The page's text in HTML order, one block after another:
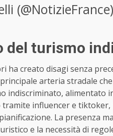
(@NotizieFrance)
del turismo
ha creato disagi senza
arteria stradale
indiscriminato, alimentato
tramite influencer e
La presenza
e la necessità di